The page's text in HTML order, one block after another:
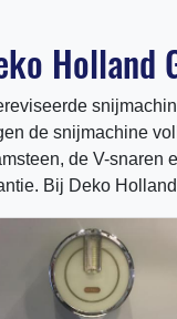
Holland
de snijmachine
de V-
Bij Deko